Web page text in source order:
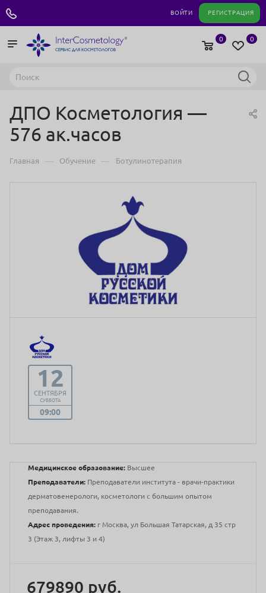
ВОЙТИ РЕГИСТРАЦИЯ
0
0
ДПО Косметология —
576 ак.часов
Главная — Обучение — Ботулинотерапия
12
СЕНТЯБРЯ
СУББОТА
09:00
Медицинское образование: Высшее
Преподаватели: Преподаватели института - врачи-практики
дерматовенерологи, косметологи с большим опытом
преподавания.
Адрес проведения: г Москва, ул Большая Татарская, д 35 стр
3 (Этаж 3, лифты 3 и 4)
679890 руб.